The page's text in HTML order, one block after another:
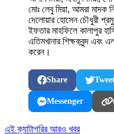
মোঃ লেবু মিয়া, আমরা মাদক
দেলোয়ার হোসেন চৌধুরী
ইফতার মাহফিলে কালাপুর
এতিমখানার শিক্ষকবৃন্দ এবং
করেন।
Share
Messenger
এই ক্যাটাগরির আরও খবর